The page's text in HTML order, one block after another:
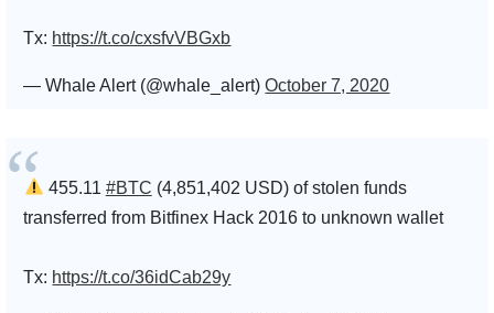
Tx: https://t.co/cxsfvVBGxb
— Whale Alert (@whale_alert)October 7, 2020
455.11 #BTC (4,851,402 USD) of stolen funds
transferred from Bitfinex Hack 2016 to unknown wallet
Tx: https://t.co/36idCab29y